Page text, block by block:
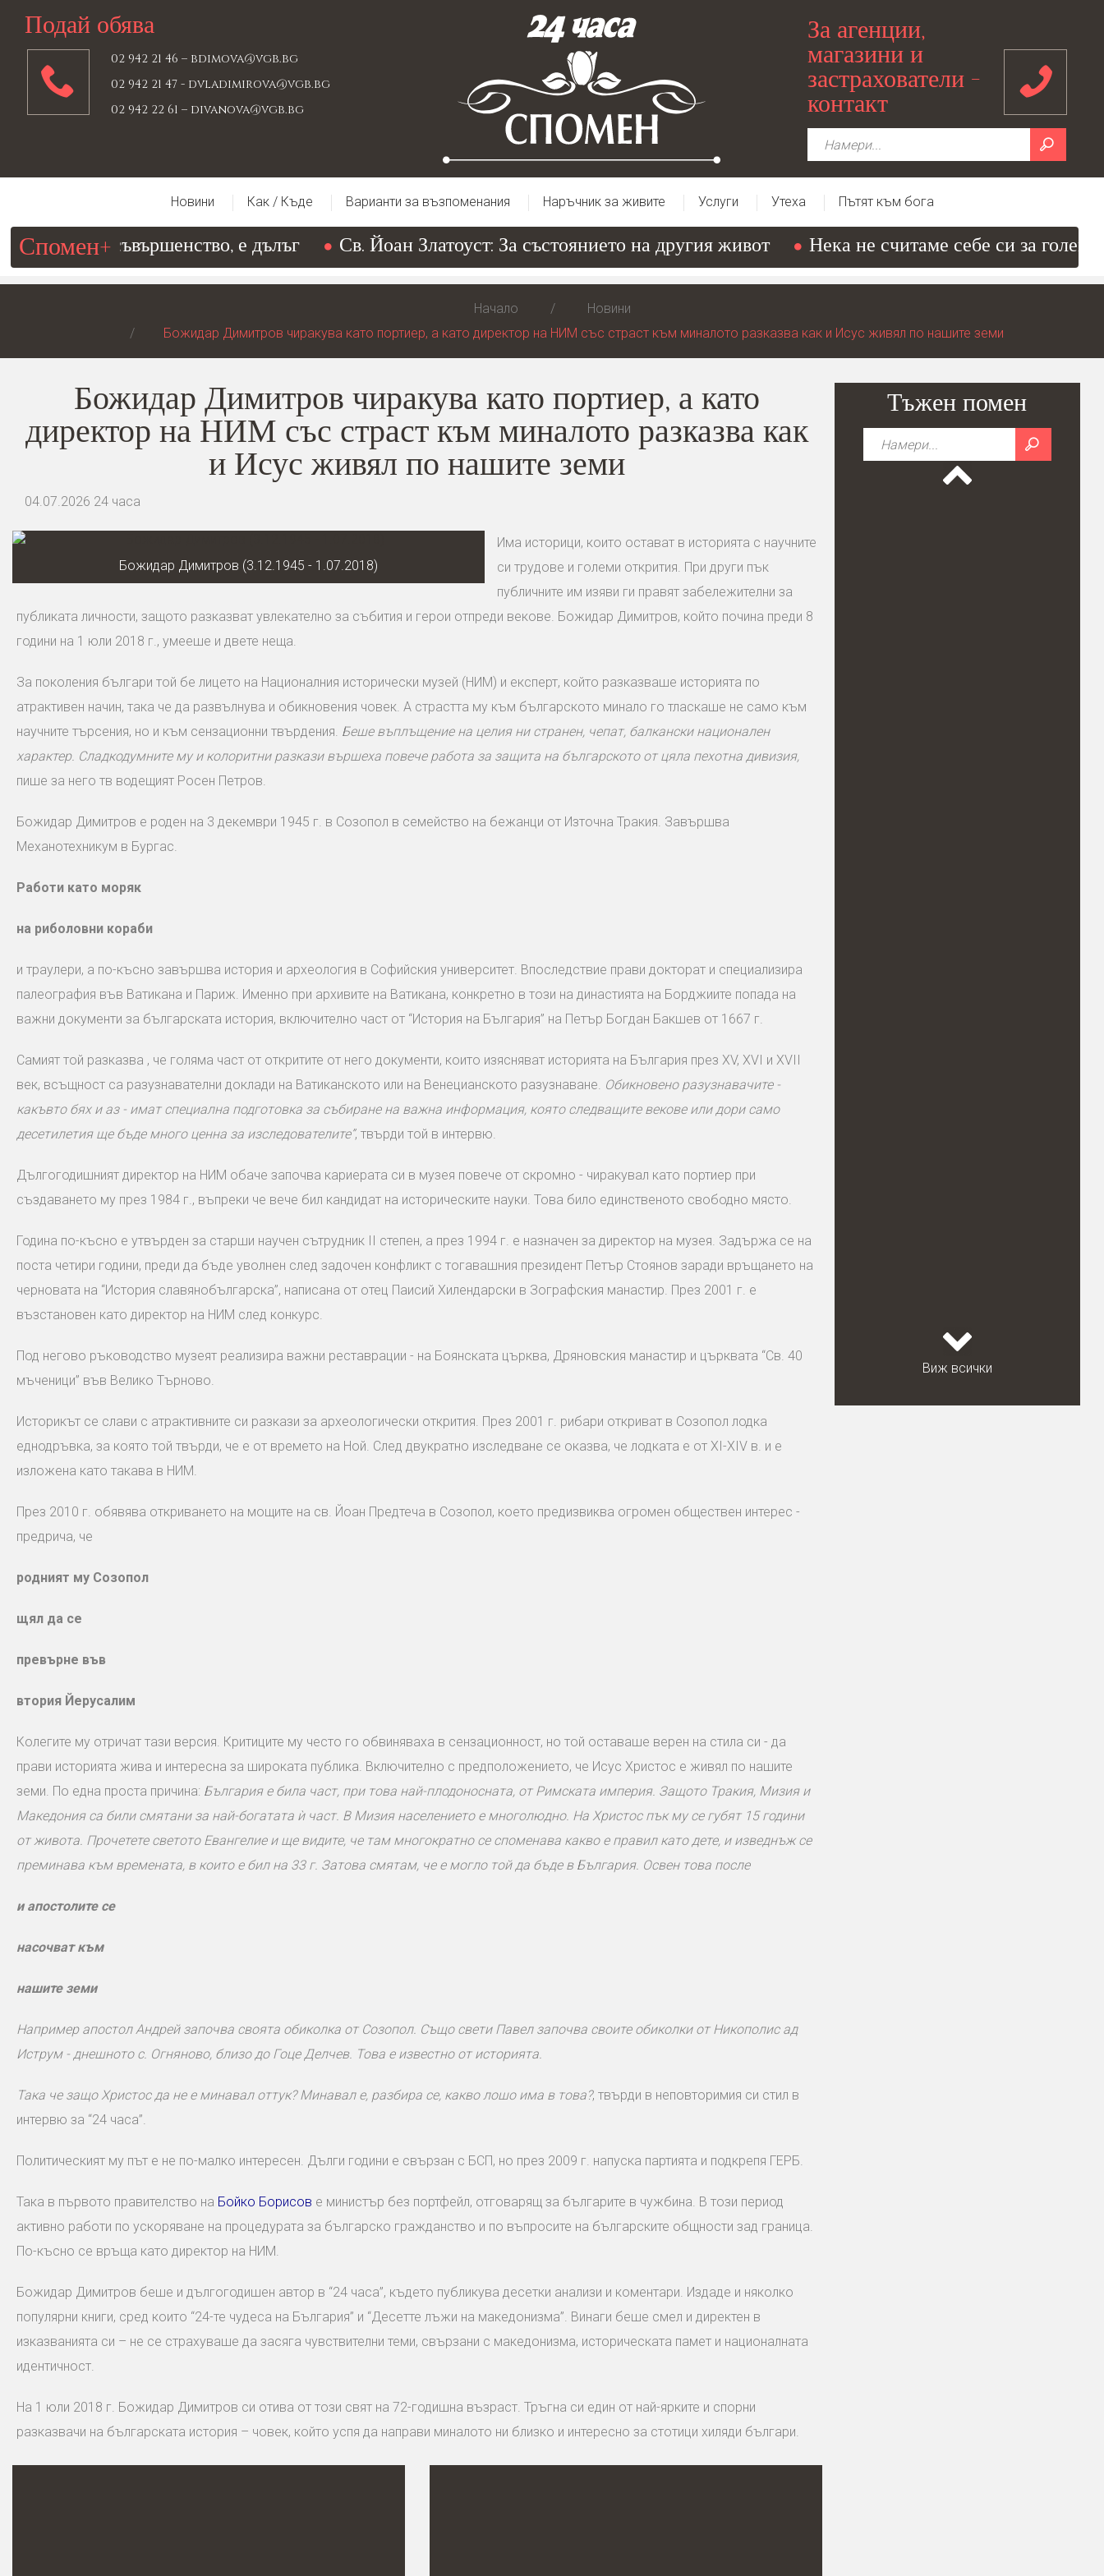
Подай обява
02 942 21 46 – bdimova@vgb.bg
02 942 21 47 - dvladimirova@vgb.bg
02 942 22 61 – divanova@vgb.bg
За агенции,
магазини и
застрахователи -
контакт
Новини Как / Къде Варианти за възпоменания Наръчник за живите Услуги Утеха Пътят към бога
Спомен+
към съвършенство, е дълъг Св. Йоан Златоуст: За състоянието на другия живот Нека не считаме себе си за големи
Начало
Новини
Божидар Димитров чиракува като портиер, а като директор на НИМ със страст към миналото разказва как и Исус живял по нашите земи
Божидар Димитров чиракува като портиер, а като
директор на НИМ със страст към миналото разказва как
и Исус живял по нашите земи
04.07.2026 24 часа
Божидар Димитров (3.12.1945 - 1.07.2018)
Има историци, които остават в историята с научните
си трудове и големи открития. При други пък
публичните им изяви ги правят забележителни за
публиката личности, защото разказват увлекателно за събития и герои отпреди векове. Божидар Димитров, който почина преди 8
години на 1 юли 2018 г., умееше и двете неща.
За поколения българи той бе лицето на Националния исторически музей (НИМ) и експерт, който разказваше историята по
атрактивен начин, така че да развълнува и обикновения човек. А страстта му към българското минало го тласкаше не само към
научните търсения, но и към сензационни твърдения. Беше въплъщение на целия ни странен, чепат, балкански национален
характер. Сладкодумните му и колоритни разкази вършеха повече работа за защита на българското от цяла пехотна дивизия,
пише за него тв водещият Росен Петров.
Божидар Димитров е роден на 3 декември 1945 г. в Созопол в семейство на бежанци от Източна Тракия. Завършва
Механотехникум в Бургас.
Работи като моряк
на риболовни кораби
и траулери, а по-късно завършва история и археология в Софийския университет. Впоследствие прави докторат и специализира
палеография във Ватикана и Париж. Именно при архивите на Ватикана, конкретно в този на династията на Борджиите попада на
важни документи за българската история, включително част от “История на България” на Петър Богдан Бакшев от 1667 г.
Самият той разказва , че голяма част от откритите от него документи, които изясняват историята на България през XV, XVI и XVII
век, всъщност са разузнавателни доклади на Ватиканското или на Венецианското разузнаване. Обикновено разузнавачите -
какъвто бях и аз - имат специална подготовка за събиране на важна информация, която следващите векове или дори само
десетилетия ще бъде много ценна за изследователите”, твърди той в интервю.
Дългогодишният директор на НИМ обаче започва кариерата си в музея повече от скромно - чиракувал като портиер при
създаването му през 1984 г., въпреки че вече бил кандидат на историческите науки. Това било единственото свободно място.
Година по-късно е утвърден за старши научен сътрудник II степен, а през 1994 г. е назначен за директор на музея. Задържа се на
поста четири години, преди да бъде уволнен след задочен конфликт с тогавашния президент Петър Стоянов заради връщането на
черновата на “История славянобългарска”, написана от отец Паисий Хилендарски в Зографския манастир. През 2001 г. е
възстановен като директор на НИМ след конкурс.
Под негово ръководство музеят реализира важни реставрации - на Боянската църква, Дряновския манастир и църквата “Св. 40
мъченици” във Велико Търново.
Историкът се слави с атрактивните си разкази за археологически открития. През 2001 г. рибари откриват в Созопол лодка
еднодръвка, за която той твърди, че е от времето на Ной. След двукратно изследване се оказва, че лодката е от XI-XIV в. и е
изложена като такава в НИМ.
През 2010 г. обявява откриването на мощите на св. Йоан Предтеча в Созопол, което предизвиква огромен обществен интерес -
предрича, че
родният му Созопол
щял да се
превърне във
втория Йерусалим
Колегите му отричат тази версия. Критиците му често го обвиняваха в сензационност, но той оставаше верен на стила си - да
прави историята жива и интересна за широката публика. Включително с предположението, че Исус Христос е живял по нашите
земи. По една проста причина: България е била част, при това най-плодоносната, от Римската империя. Защото Тракия, Мизия и
Македония са били смятани за най-богатата ѝ част. В Мизия населението е многолюдно. На Христос пък му се губят 15 години
от живота. Прочетете светото Евангелие и ще видите, че там многократно се споменава какво е правил като дете, и изведнъж се
преминава към времената, в които е бил на 33 г. Затова смятам, че е могло той да бъде в България. Освен това после
и апостолите се
насочват към
нашите земи
Например апостол Андрей започва своята обиколка от Созопол. Също свети Павел започва своите обиколки от Никополис ад
Иструм - днешното с. Огняново, близо до Гоце Делчев. Това е известно от историята.
Така че защо Христос да не е минавал оттук? Минавал е, разбира се, какво лошо има в това?, твърди в неповторимия си стил в
интервю за “24 часа”.
Политическият му път е не по-малко интересен. Дълги години е свързан с БСП, но през 2009 г. напуска партията и подкрепя ГЕРБ.
Така в първото правителство на Бойко Борисов е министър без портфейл, отговарящ за българите в чужбина. В този период
активно работи по ускоряване на процедурата за българско гражданство и по въпросите на българските общности зад граница.
По-късно се връща като директор на НИМ.
Божидар Димитров беше и дългогодишен автор в “24 часа”, където публикува десетки анализи и коментари. Издаде и няколко
популярни книги, сред които “24-те чудеса на България” и “Десетте лъжи на македонизма”. Винаги беше смел и директен в
изказванията си – не се страхуваше да засяга чувствителни теми, свързани с македонизма, историческата памет и националната
идентичност.
На 1 юли 2018 г. Божидар Димитров си отива от този свят на 72-годишна възраст. Тръгна си един от най-ярките и спорни
разказвачи на българската история – човек, който успя да направи миналото ни близко и интересно за стотици хиляди българи.
Тъжен помен
Виж всички